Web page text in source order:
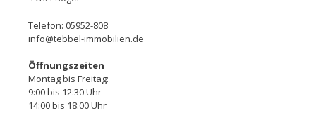
Telefon: 05952-808
info@tebbel-immobilien.de
Öffnungszeiten
Montag bis Freitag:
9:00 bis 12:30 Uhr
14:00 bis 18:00 Uhr